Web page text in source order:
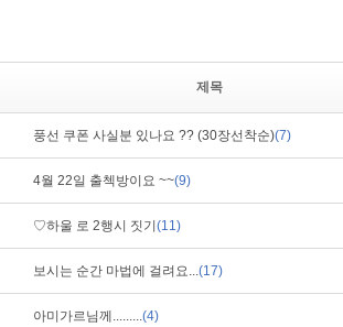
제목
풍선 쿠폰 사실분 있나요 ?? (30장선착순)(7)
4월 22일 출첵방이요 ~~(9)
♡하울 로 2행시 짓기 (11)
보시는 순간 마법에 걸려요...(17)
아미가르님께.........(4)